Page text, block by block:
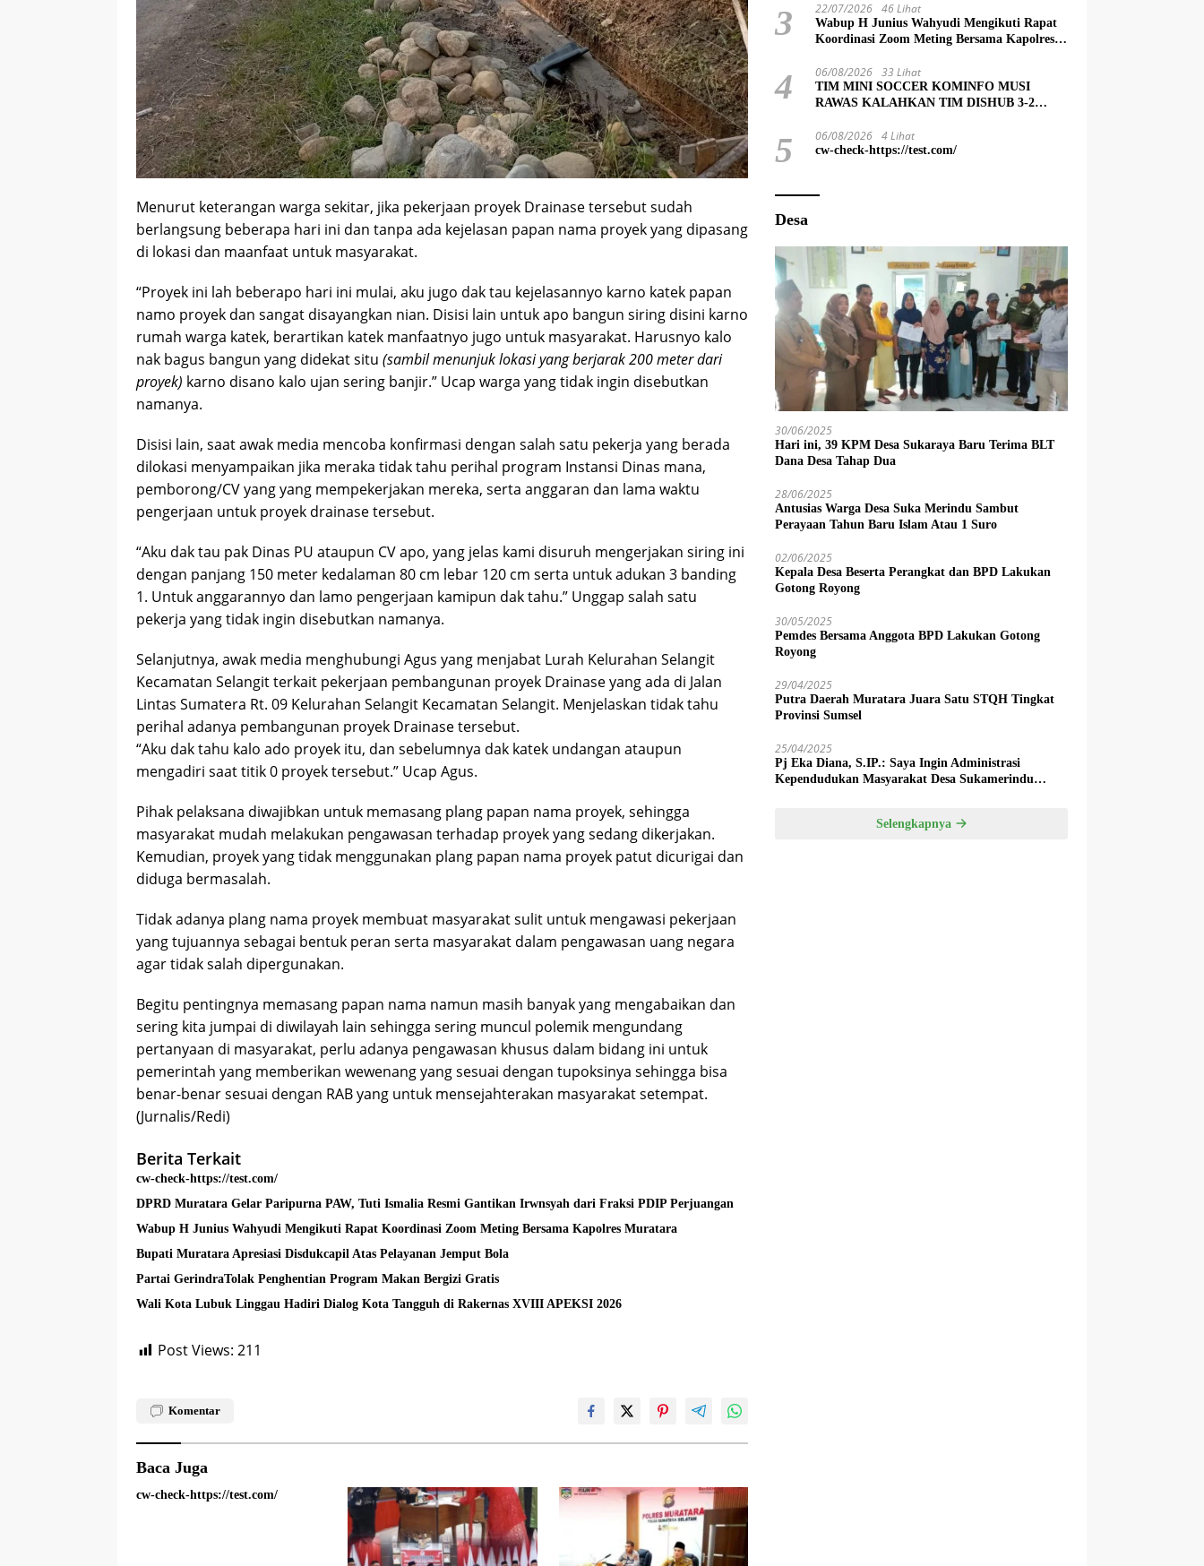
Menurut keterangan warga sekitar, jika pekerjaan proyek Drainase tersebut sudah
berlangsung beberapa hari ini dan tanpa ada kejelasan papan nama proyek yang dipasang
di lokasi dan maanfaat untuk masyarakat.
“Proyek ini lah beberapo hari ini mulai, aku jugo dak tau kejelasannyo karno katek papan
namo proyek dan sangat disayangkan nian. Disisi lain untuk apo bangun siring disini karno
rumah warga katek, berartikan katek manfaatnyo jugo untuk masyarakat. Harusnyo kalo
nak bagus bangun yang didekat situ (sambil menunjuk lokasi yang berjarak 200 meter dari
proyek) karno disano kalo ujan sering banjir.” Ucap warga yang tidak ingin disebutkan
namanya.
Disisi lain, saat awak media mencoba konfirmasi dengan salah satu pekerja yang berada
dilokasi menyampaikan jika meraka tidak tahu perihal program Instansi Dinas mana,
pemborong/CV yang yang mempekerjakan mereka, serta anggaran dan lama waktu
pengerjaan untuk proyek drainase tersebut.
“Aku dak tau pak Dinas PU ataupun CV apo, yang jelas kami disuruh mengerjakan siring ini
dengan panjang 150 meter kedalaman 80 cm lebar 120 cm serta untuk adukan 3 banding
1. Untuk anggarannyo dan lamo pengerjaan kamipun dak tahu.” Unggap salah satu
pekerja yang tidak ingin disebutkan namanya.
Selanjutnya, awak media menghubungi Agus yang menjabat Lurah Kelurahan Selangit
Kecamatan Selangit terkait pekerjaan pembangunan proyek Drainase yang ada di Jalan
Lintas Sumatera Rt. 09 Kelurahan Selangit Kecamatan Selangit. Menjelaskan tidak tahu
perihal adanya pembangunan proyek Drainase tersebut.
“Aku dak tahu kalo ado proyek itu, dan sebelumnya dak katek undangan ataupun
mengadiri saat titik 0 proyek tersebut.” Ucap Agus.
Pihak pelaksana diwajibkan untuk memasang plang papan nama proyek, sehingga
masyarakat mudah melakukan pengawasan terhadap proyek yang sedang dikerjakan.
Kemudian, proyek yang tidak menggunakan plang papan nama proyek patut dicurigai dan
diduga bermasalah.
Tidak adanya plang nama proyek membuat masyarakat sulit untuk mengawasi pekerjaan
yang tujuannya sebagai bentuk peran serta masyarakat dalam pengawasan uang negara
agar tidak salah dipergunakan.
Begitu pentingnya memasang papan nama namun masih banyak yang mengabaikan dan
sering kita jumpai di diwilayah lain sehingga sering muncul polemik mengundang
pertanyaan di masyarakat, perlu adanya pengawasan khusus dalam bidang ini untuk
pemerintah yang memberikan wewenang yang sesuai dengan tupoksinya sehingga bisa
benar-benar sesuai dengan RAB yang untuk mensejahterakan masyarakat setempat.
(Jurnalis/Redi)
Berita Terkait
cw-check-https://test.com/
DPRD Muratara Gelar Paripurna PAW, Tuti Ismalia Resmi Gantikan Irwnsyah dari Fraksi PDIP Perjuangan
Wabup H Junius Wahyudi Mengikuti Rapat Koordinasi Zoom Meting Bersama Kapolres Muratara
Bupati Muratara Apresiasi Disdukcapil Atas Pelayanan Jemput Bola
Partai GerindraTolak Penghentian Program Makan Bergizi Gratis
Wali Kota Lubuk Linggau Hadiri Dialog Kota Tangguh di Rakernas XVIII APEKSI 2026
Post Views: 211
Komentar
Baca Juga
cw-check-https://test.com/
3 22/07/2026 46 Lihat
Wabup H Junius Wahyudi Mengikuti Rapat
Koordinasi Zoom Meting Bersama Kapolres
4 06/08/2026 33 Lihat
TIM MINI SOCCER KOMINFO MUSI
RAWAS KALAHKAN TIM DISHUB 3-2
5 06/08/2026 4 Lihat
cw-check-https://test.com/
Desa
30/06/2025
Hari ini, 39 KPM Desa Sukaraya Baru Terima BLT
Dana Desa Tahap Dua
28/06/2025
Antusias Warga Desa Suka Merindu Sambut
Perayaan Tahun Baru Islam Atau 1 Suro
02/06/2025
Kepala Desa Beserta Perangkat dan BPD Lakukan
Gotong Royong
30/05/2025
Pemdes Bersama Anggota BPD Lakukan Gotong
Royong
29/04/2025
Putra Daerah Muratara Juara Satu STQH Tingkat
Provinsi Sumsel
25/04/2025
Pj Eka Diana, S.IP.: Saya Ingin Administrasi
Kependudukan Masyarakat Desa Sukamerindu
Selengkapnya